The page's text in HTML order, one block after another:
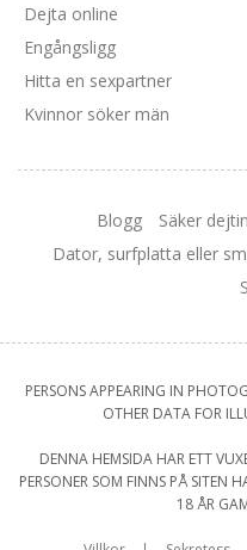
Dejta online
Engångsligg
Hitta en sexpartner
Kvinnor söker män
Blogg Säker
Dator, surfplatta eller
PERSONS APPEARING IN
OTHER DATA FOR
DENNA HEMSIDA HAR ETT
PERSONER SOM FINNS PÅ SITEN
18 ÅR